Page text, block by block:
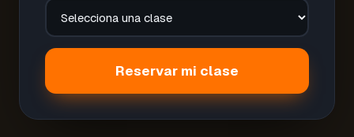
Reservar mi clase